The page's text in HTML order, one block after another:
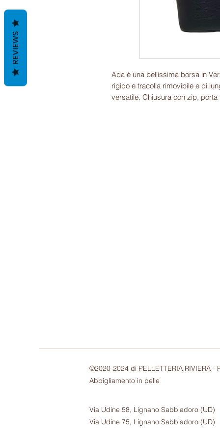
Ada è una bellissima borsa in
rigido e tracolla rimovibile e di
versatile. Chiusura con zip, porta
©2020-2024 di PELLETTERIA RIVIERA -
Abbigliamento in pelle
Via Udine 58, Lignano Sabbiadoro (UD)
Via Udine 75, Lignano Sabbiadoro (UD)
REVIEWS